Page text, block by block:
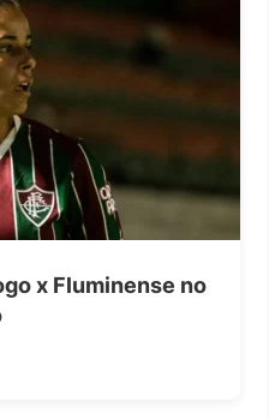
x Fluminense no